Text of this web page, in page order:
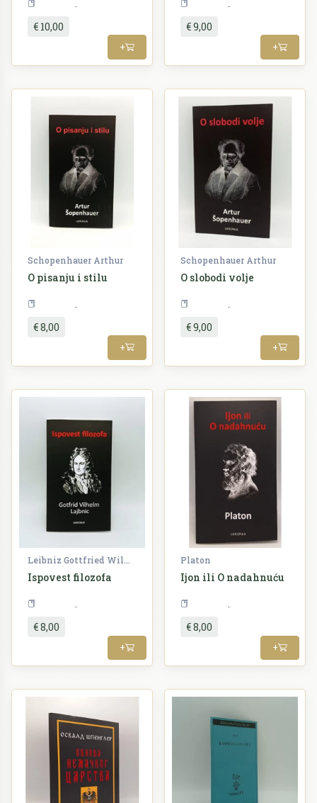
€ 10,00
+
€ 9,00
+
Schopenhauer Arthur
O pisanju i stilu
€ 8,00
+
Schopenhauer Arthur
O slobodi volje
€ 9,00
+
Leibniz Gottfried Wilhelm
Ispovest filozofa
€ 8,00
+
Platon
Ijon ili O nadahnuću
€ 8,00
+